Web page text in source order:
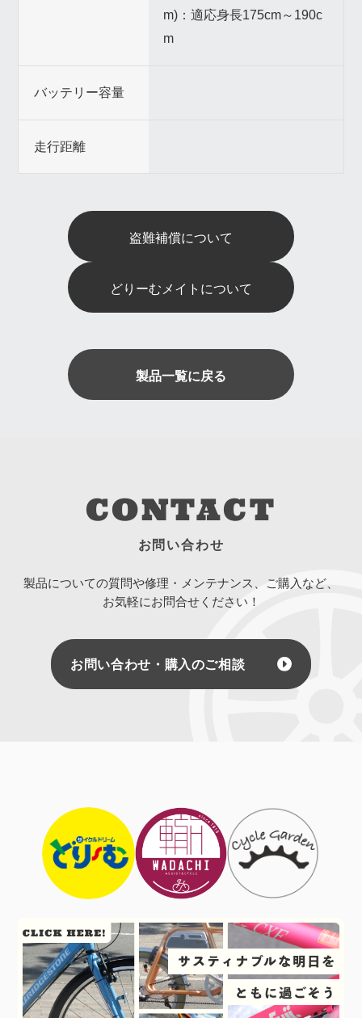
m)：適応身長175cm～190c
m
バッテリー容量
走行距離
盗難補償について
どりーむメイトについて
製品一覧に戻る
CONTACT
お問い合わせ
製品についての質問や修理・メンテナンス、ご購入など、
お気軽にお問合せください！
お問い合わせ・購入のご相談